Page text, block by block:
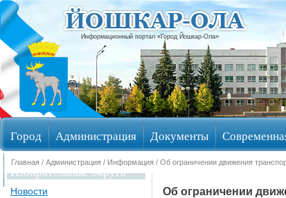
Информационный портал «Город Йошкар-Ола»
Город Администрация Документы
Избирательные округа
Главная / Администрация / Информация / Об ограничении движения
Новости Об ограничении